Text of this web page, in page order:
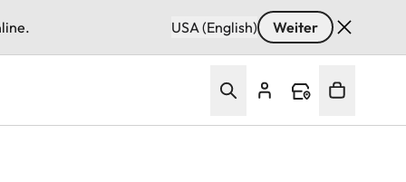
USA (English) Weiter